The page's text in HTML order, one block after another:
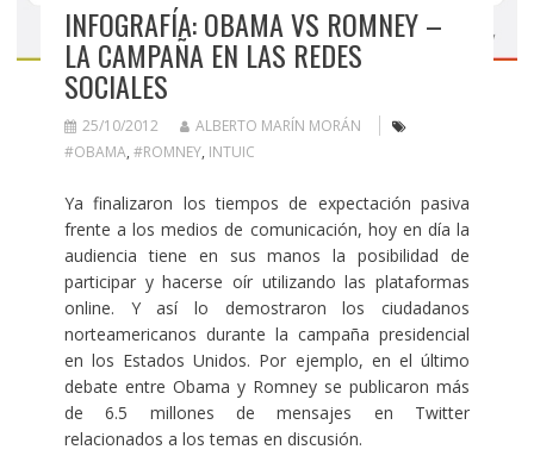
INFOGRAFÍA: OBAMA VS ROMNEY –
LA CAMPAÑA EN LAS REDES
SOCIALES
25/10/2012
ALBERTO MARÍN MORÁN
#OBAMA, #ROMNEY, INTUIC
Ya finalizaron los tiempos de expectación pasiva
frente a los medios de comunicación, hoy en día la
audiencia tiene en sus manos la posibilidad de
participar y hacerse oír utilizando las plataformas
online. Y así lo demostraron los ciudadanos
norteamericanos durante la campaña presidencial
en los Estados Unidos. Por ejemplo, en el último
debate entre Obama y Romney se publicaron más
de 6.5 millones de mensajes en Twitter
relacionados a los temas en discusión.